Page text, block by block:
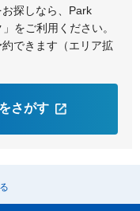
探しなら、Park
をご利用ください。
できます（エリア拡
さがす